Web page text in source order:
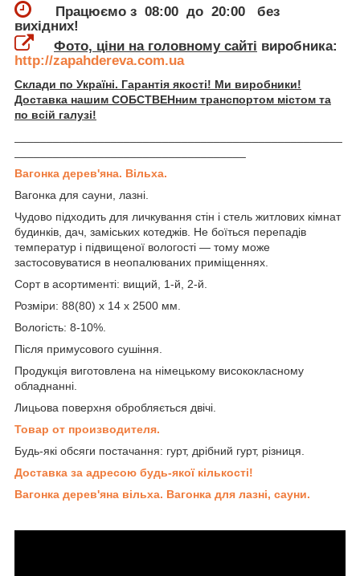
Працюємо з 08:00 до 20:00 без
вихідних!
Фото, ціни на головному сайті виробника:
http://zapahdereva.com.ua
Склади по Україні. Гарантія якості! Ми виробники!
Доставка нашим СОБСТВЕНним транспортом містом та
по всій галузі!
Вагонка дерев'яна. Вільха.
Вагонка для сауни, лазні.
Чудово підходить для личкування стін і стель житлових кімнат
будинків, дач, заміських котеджів. Не боїться перепадів
температур і підвищеної вологості — тому може
застосовуватися в неопалюваних приміщеннях.
Сорт в асортименті: вищий, 1-й, 2-й.
Розміри: 88(80) х 14 х 2500 мм.
Вологість: 8-10%.
Після примусового сушіння.
Продукція виготовлена на німецькому висококласному
обладнанні.
Лицьова поверхня обробляється двічі.
Товар от производителя.
Будь-які обсяги постачання: гурт, дрібний гурт, різниця.
Доставка за адресою будь-якої кількості!
Вагонка дерев'яна вільха. Вагонка для лазні, сауни.